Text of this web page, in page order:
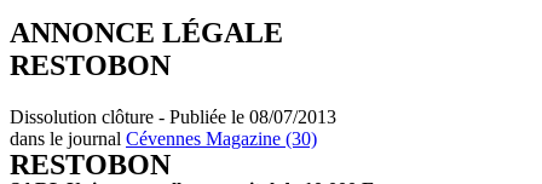
ANNONCE LÉGALE
RESTOBON
Dissolution clôture - Publiée le 08/07/2013
dans le journal Cévennes Magazine (30)
RESTOBON